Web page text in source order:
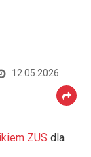
12.05.2026
ZUS dla